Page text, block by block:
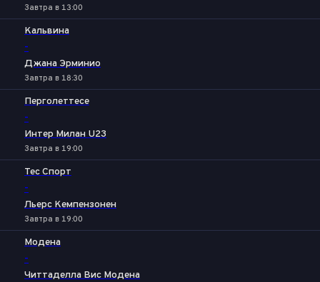
Завтра в 13:00
Кальвина
-
Джана Эрминио
Завтра в 18:30
Перголеттесе
-
Интер Милан U23
Завтра в 19:00
Тес Спорт
-
Льерс Кемпензонен
Завтра в 19:00
Модена
-
Читтаделла Вис Модена